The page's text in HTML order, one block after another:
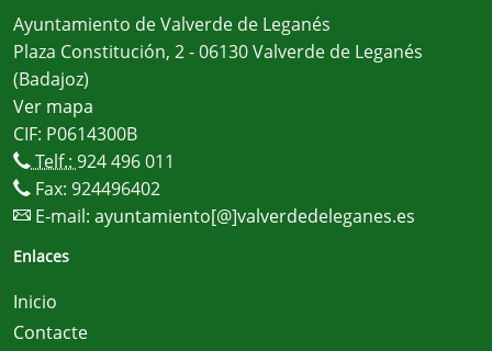
Ayuntamiento de Valverde de Leganés
Plaza Constitución, 2 - 06130 Valverde de Leganés
(Badajoz)
Ver mapa
CIF: P0614300B
Telf.: 924 496 011
Fax: 924496402
E-mail: ayuntamiento[@]valverdedeleganes.es
Enlaces
Inicio
Contacte